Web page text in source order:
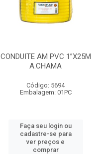
CONDUITE AM PVC 1”X25M
A.CHAMA
Código: 5694
Embalagem: 01PC
Faça seu login ou
cadastre-se para
ver preços e
comprar